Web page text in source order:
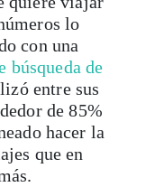
lo
con una
búsqueda de
entre sus
de 85%
hacer la
que en